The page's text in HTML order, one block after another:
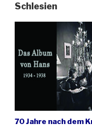
Schlesien
70 Jahre nach dem